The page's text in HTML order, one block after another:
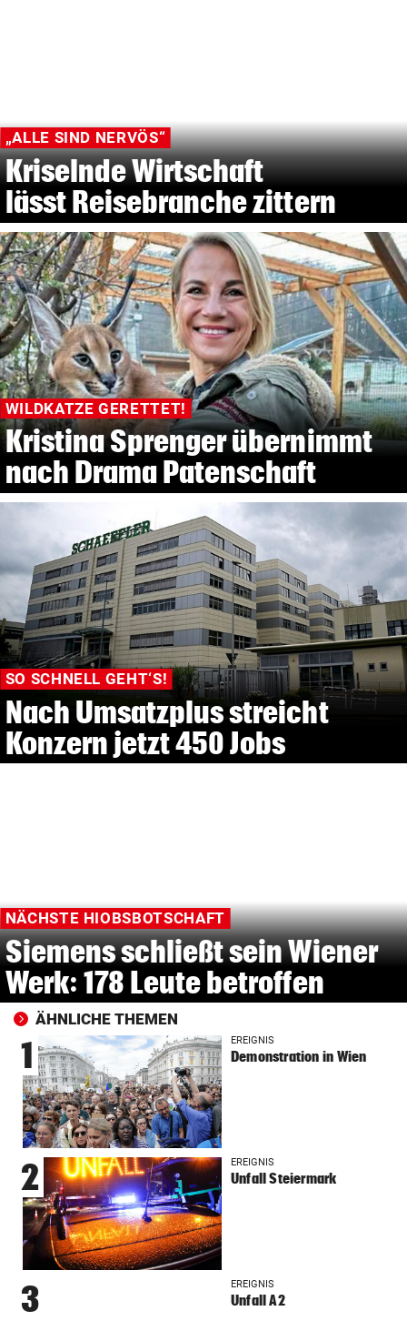
„ALLE SIND NERVÖS“
Kriselnde Wirtschaft
lässt Reisebranche zittern
WILDKATZE GERETTET!
Kristina Sprenger übernimmt
nach Drama Patenschaft
SO SCHNELL GEHT‘S!
Nach Umsatzplus streicht
Konzern jetzt 450 Jobs
NÄCHSTE HIOBSBOTSCHAFT
Siemens schließt sein Wiener
Werk: 178 Leute betroffen
ÄHNLICHE THEMEN
1 EREIGNIS
Demonstration in Wien
2 EREIGNIS
Unfall Steiermark
3 EREIGNIS
Unfall A2